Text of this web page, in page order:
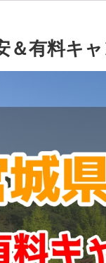
＆有料キ